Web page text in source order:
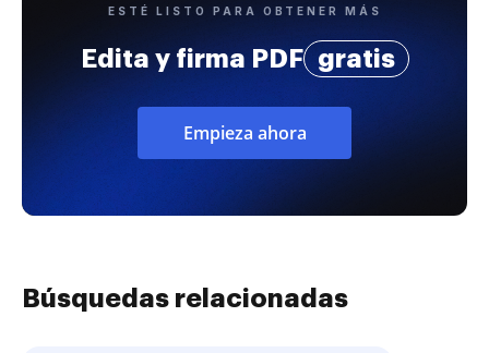
ESTÉ LISTO PARA OBTENER MÁS
Edita y firma PDF gratis
Empieza ahora
Búsquedas relacionadas